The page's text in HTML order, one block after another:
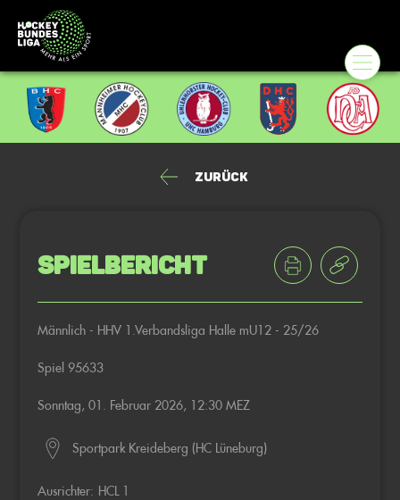
Zurück
Spielbericht
Männlich - HHV 1.Verbandsliga Halle mU12 - 25/26
Spiel 95633
Sonntag, 01. Februar 2026, 12:30 MEZ
Sportpark Kreideberg (HC Lüneburg)
Ausrichter: HCL 1